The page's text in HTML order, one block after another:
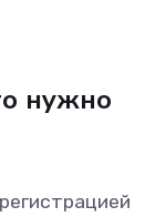
нужно